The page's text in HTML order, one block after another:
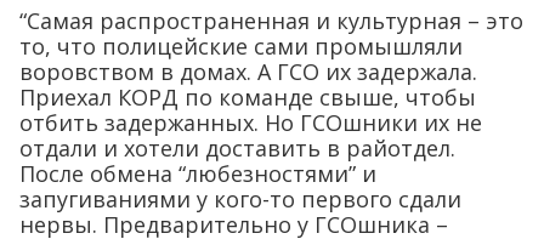
“Самая распространенная и культурная – это
то, что полицейские сами промышляли
воровством в домах. А ГСО их задержала.
Приехал КОРД по команде свыше, чтобы
отбить задержанных. Но ГСОшники их не
отдали и хотели доставить в райотдел.
После обмена “любезностями” и
запугиваниями у кого-то первого сдали
нервы. Предварительно у ГСОшника –